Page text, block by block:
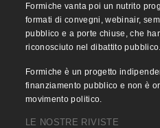
Formiche vanta poi un nutrito
formati di convegni, webinair,
pubblico e a porte chiuse, che
riconosciuto nel dibattito pubblico.
Formiche è un progetto
finanziamento pubblico e non è
movimento politico.
LE NOSTRE RIVISTE